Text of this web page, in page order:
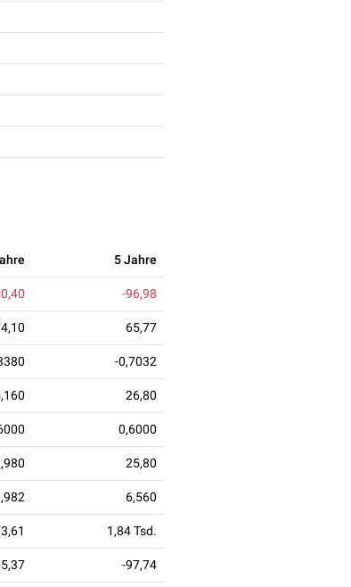
5 Jahre
-96,98
65,77
-0,7032
26,80
0,6000
25,80
6,560
1,84 Tsd.
-97,74